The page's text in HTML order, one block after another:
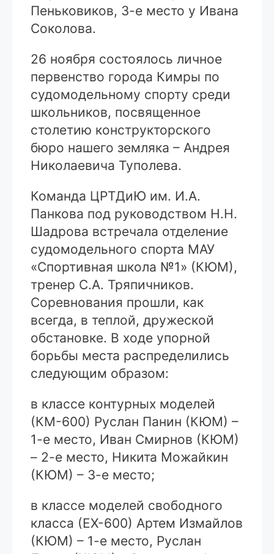
Пеньковиков, 3-е место у Ивана
Соколова.
26 ноября состоялось личное
первенство города Кимры по
судомодельному спорту среди
школьников, посвященное
столетию конструкторского
бюро нашего земляка – Андрея
Николаевича Туполева.
Команда ЦРТДиЮ им. И.А.
Панкова под руководством Н.Н.
Шадрова встречала отделение
судомодельного спорта МАУ
«Спортивная школа №1» (КЮМ),
тренер С.А. Тряпичников.
Соревнования прошли, как
всегда, в теплой, дружеской
обстановке. В ходе упорной
борьбы места распределились
следующим образом:
в классе контурных моделей
(КМ-600) Руслан Панин (КЮМ) –
1-е место, Иван Смирнов (КЮМ)
– 2-е место, Никита Можайкин
(КЮМ) – 3-е место;
в классе моделей свободного
класса (ЕХ-600) Артем Измайлов
(КЮМ) – 1-е место, Руслан